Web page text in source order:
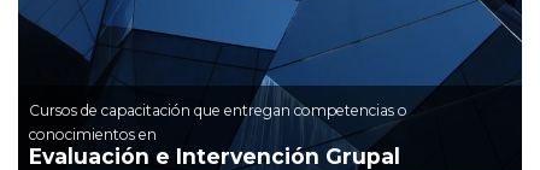
Cursos de capacitación que entregan competencias o
conocimientos en
Evaluación e Intervención Grupal